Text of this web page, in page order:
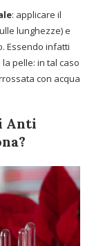
: applicare il
lunghezze) e
Essendo infatti
pelle: in tal caso
con acqua
Anti